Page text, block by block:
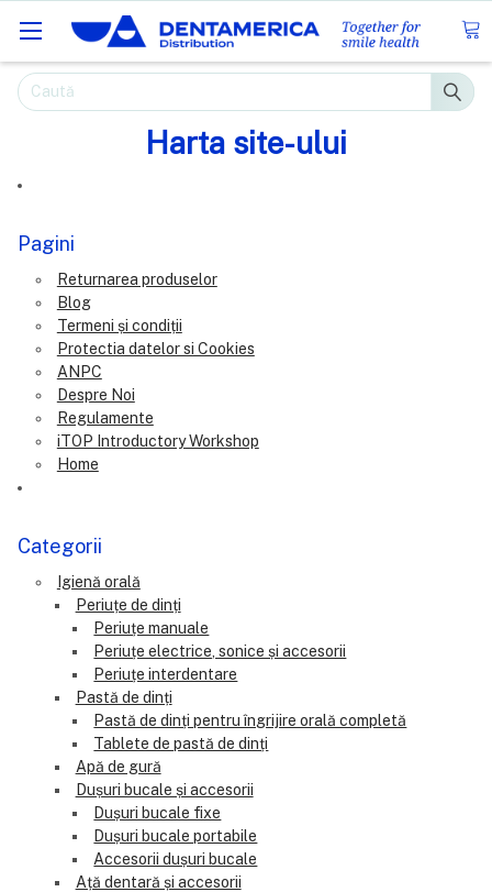
Caută
Harta site-ului
Pagini
Returnarea produselor
Blog
Termeni și condiții
Protectia datelor si Cookies
ANPC
Despre Noi
Regulamente
iTOP Introductory Workshop
Home
Categorii
Igienă orală
Periuțe de dinți
Periuțe manuale
Periuțe electrice, sonice și accesorii
Periuțe interdentare
Pastă de dinți
Pastă de dinți pentru îngrijire orală completă
Tablete de pastă de dinți
Apă de gură
Dușuri bucale și accesorii
Dușuri bucale fixe
Dușuri bucale portabile
Accesorii dușuri bucale
Ață dentară și accesorii